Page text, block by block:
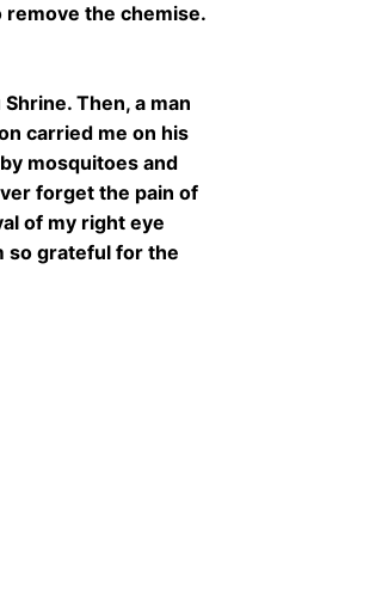
remove the chemise.
Then, a man
carried me on his
mosquitoes and
forget the pain of
of my right eye
so grateful for the